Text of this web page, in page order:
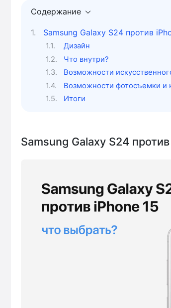
Содержание
Samsung Galaxy S24 против
Дизайн
Что внутри?
Возможности
Возможности фотосъемки и
Итоги
Samsung Galaxy S24